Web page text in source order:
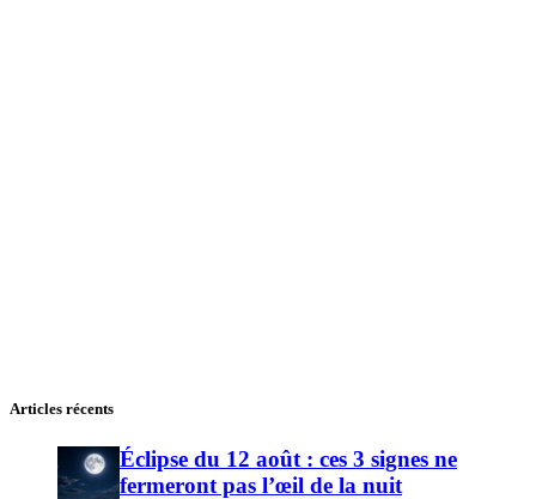
Articles récents
Éclipse du 12 août : ces 3 signes ne
fermeront pas l’œil de la nuit